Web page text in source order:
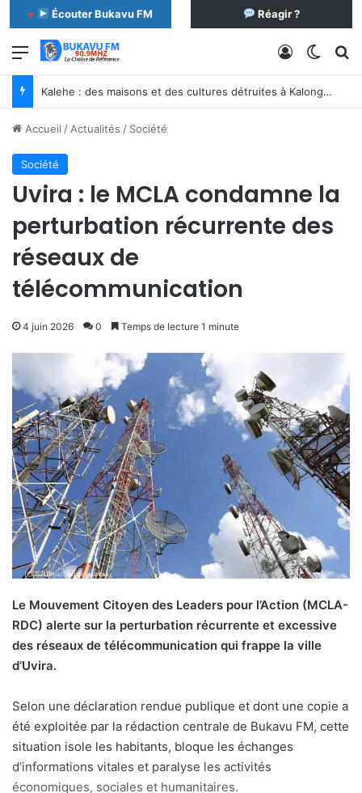
Écouter Bukavu FM Réagir ?
Menu Connexion
Kalehe : des maisons et des cultures détruites à Kalonge après des pluies torrentielles
Accueil /Actualités / Société
Société
Uvira : le MCLA condamne la
perturbation récurrente des
réseaux de
télécommunication
4 juin 2026 0 Temps de lecture 1 minute
Le Mouvement Citoyen des Leaders pour l’Action (MCLA-
RDC) alerte sur la perturbation récurrente et excessive
des réseaux de télécommunication qui frappe la ville
d’Uvira.
Selon une déclaration rendue publique et dont une copie a
été exploitée par la rédaction centrale de Bukavu FM, cette
situation isole les habitants, bloque les échanges
d’informations vitales et paralyse les activités
économiques, sociales et humanitaires.